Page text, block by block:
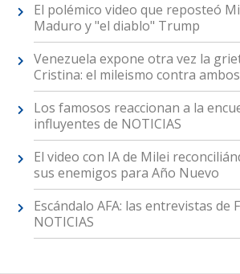
El polémico video que reposteó
Maduro y "el diablo" Trump
Venezuela expone otra vez la
Cristina: el mileismo contra ambos
Los famosos reaccionan a la
influyentes de NOTICIAS
El video con IA de Milei
sus enemigos para Año Nuevo
Escándalo AFA: las entrevistas de
NOTICIAS